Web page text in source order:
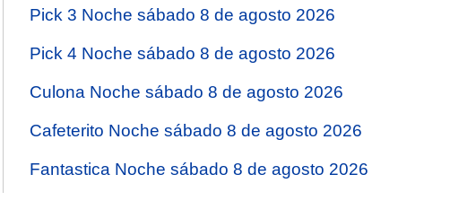
Pick 3 Noche sábado 8 de agosto 2026
Pick 4 Noche sábado 8 de agosto 2026
Culona Noche sábado 8 de agosto 2026
Cafeterito Noche sábado 8 de agosto 2026
Fantastica Noche sábado 8 de agosto 2026